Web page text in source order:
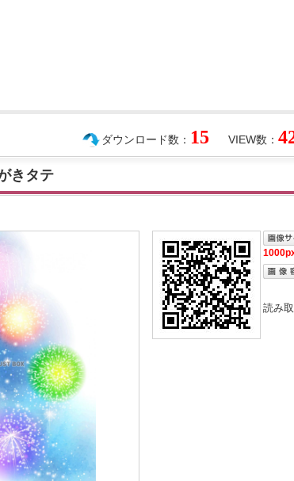
VIEW数：
ダウンロード数： 15
きタテ
読み